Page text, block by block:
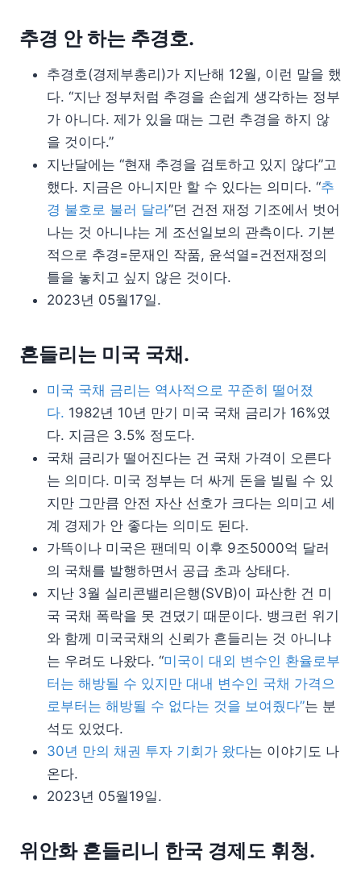
추경 안 하는 추경호.
추경호(경제부총리)가 지난해 12월, 이런 말을 했
다. “지난 정부처럼 추경을 손쉽게 생각하는 정부
가 아니다. 제가 있을 때는 그런 추경을 하지 않
을 것이다.”
지난달에는 “현재 추경을 검토하고 있지 않다”고
했다. 지금은 아니지만 할 수 있다는 의미다. “추
경 불호로 불러 달라”던 건전 재정 기조에서 벗어
나는 것 아니냐는 게 조선일보의 관측이다. 기본
적으로 추경=문재인 작품, 윤석열=건전재정의
틀을 놓치고 싶지 않은 것이다.
2023년 05월17일.
흔들리는 미국 국채.
미국 국채 금리는 역사적으로 꾸준히 떨어졌
다. 1982년 10년 만기 미국 국채 금리가 16%였
다. 지금은 3.5% 정도다.
국채 금리가 떨어진다는 건 국채 가격이 오른다
는 의미다. 미국 정부는 더 싸게 돈을 빌릴 수 있
지만 그만큼 안전 자산 선호가 크다는 의미고 세
계 경제가 안 좋다는 의미도 된다.
가뜩이나 미국은 팬데믹 이후 9조5000억 달러
의 국채를 발행하면서 공급 초과 상태다.
지난 3월 실리콘밸리은행(SVB)이 파산한 건 미
국 국채 폭락을 못 견뎠기 때문이다. 뱅크런 위기
와 함께 미국국채의 신뢰가 흔들리는 것 아니냐
는 우려도 나왔다. “미국이 대외 변수인 환율로부
터는 해방될 수 있지만 대내 변수인 국채 가격으
로부터는 해방될 수 없다는 것을 보여줬다”는 분
석도 있었다.
30년 만의 채권 투자 기회가 왔다는 이야기도 나
온다.
2023년 05월19일.
위안화 흔들리니 한국 경제도 휘청.